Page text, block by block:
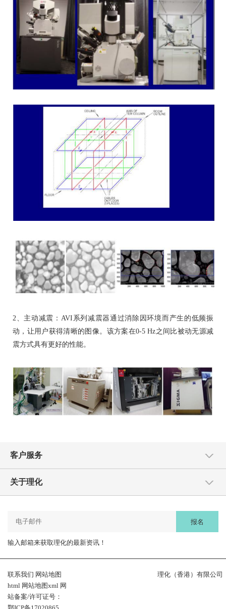
2、主动减震： AVI 系列减震器通过消除因环境而产生的低频振
动，让用户获得清晰的图像。该方案在0-5 Hz之间比被动无源减
震方式具有更好的性能。
客户服务
关于理化
报名
输入邮箱来获取理化的最新资讯！
联系我们 网站地图
html 网站地图xml 网
站备案/许可证号：
理化（香港）有限公司